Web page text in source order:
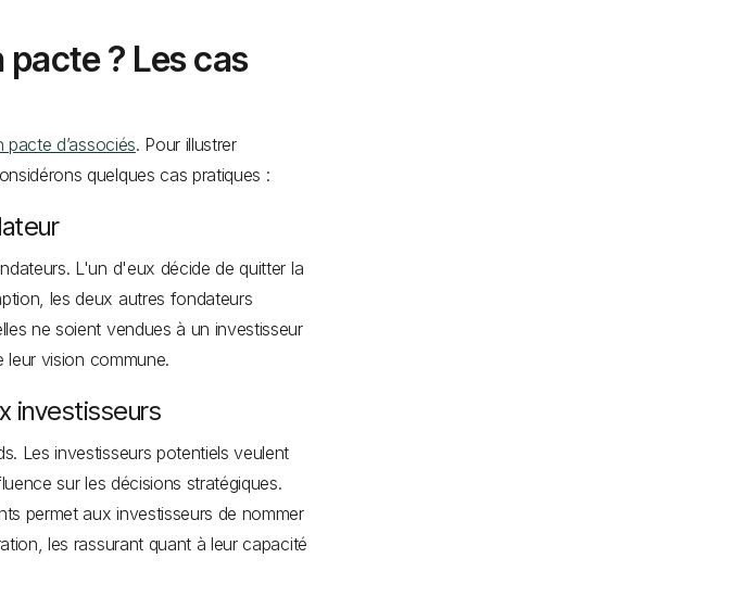
? Les cas
d’associés. Pour illustrer
quelques cas pratiques :
L'un d'eux décide de quitter la
les deux autres fondateurs
ne soient vendues à un investisseur
leur vision commune.
investisseurs
Les investisseurs potentiels veulent
sur les décisions stratégiques.
permet aux investisseurs de nommer
les rassurant quant à leur capacité